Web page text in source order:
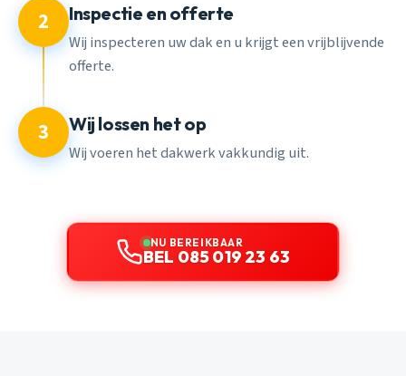
2 Inspectie en offerte
Wij inspecteren uw dak en u krijgt een vrijblijvende
offerte.
3 Wij lossen het op
Wij voeren het dakwerk vakkundig uit.
NU BEREIKBAAR
BEL 085 019 23 63